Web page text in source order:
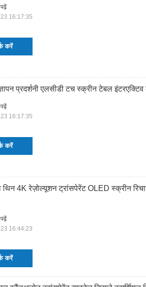
करें
16:17:35
प्रदर्शनी एलसीडी टच स्क्रीन टेबल
करें
16:17:35
थिन 4K रेज़ोल्यूशन ट्रांसपेरेंट OLED स्क्रीन
करें
16:44:23